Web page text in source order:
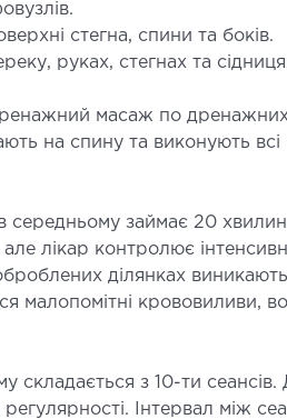
стегна, спини та боків.
руках, стегнах та
масаж по дренажних
на спину та виконують
в середньому займає 20
лікар контролює
ділянках виникають
малопомітні крововиливи,
складається з 10-ти
Інтервал між